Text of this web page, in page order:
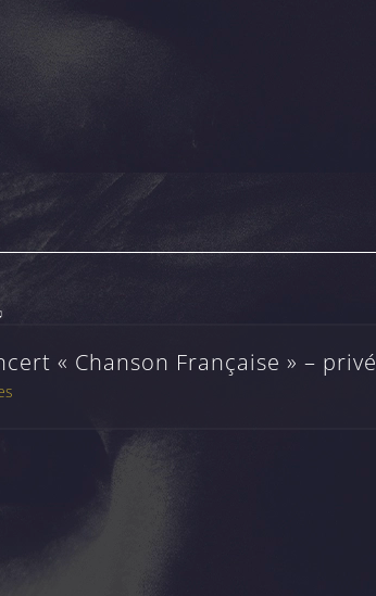
« Chanson Française » – privé